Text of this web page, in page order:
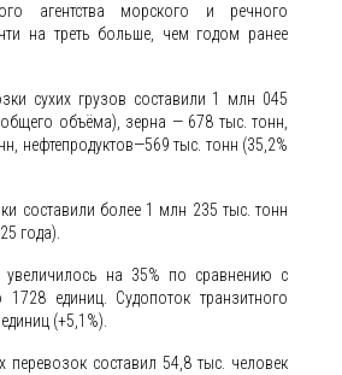
агентства морского и речного
на треть больше, чем годом ранее
сухих грузов составили 1 млн 045
объёма), зерна — 678 тыс. тонн,
нефтепродуктов—569 тыс. тонн (35,2%
составили более 1 млн 235 тыс. тонн
года).
увеличилось на 35% по сравнению с
единиц. Судопоток транзитного
(+5,1%).
перевозок составил 54,8 тыс. человек